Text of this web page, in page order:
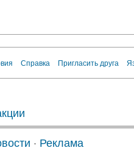
Справка Пригласить друга
· Реклама